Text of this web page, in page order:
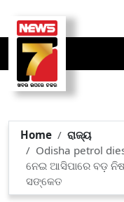
Home
ରାଜ୍ୟ
Odisha petrol
ନେଇ ଆସିପାରେ ବଡ଼
ସଙ୍କେତ